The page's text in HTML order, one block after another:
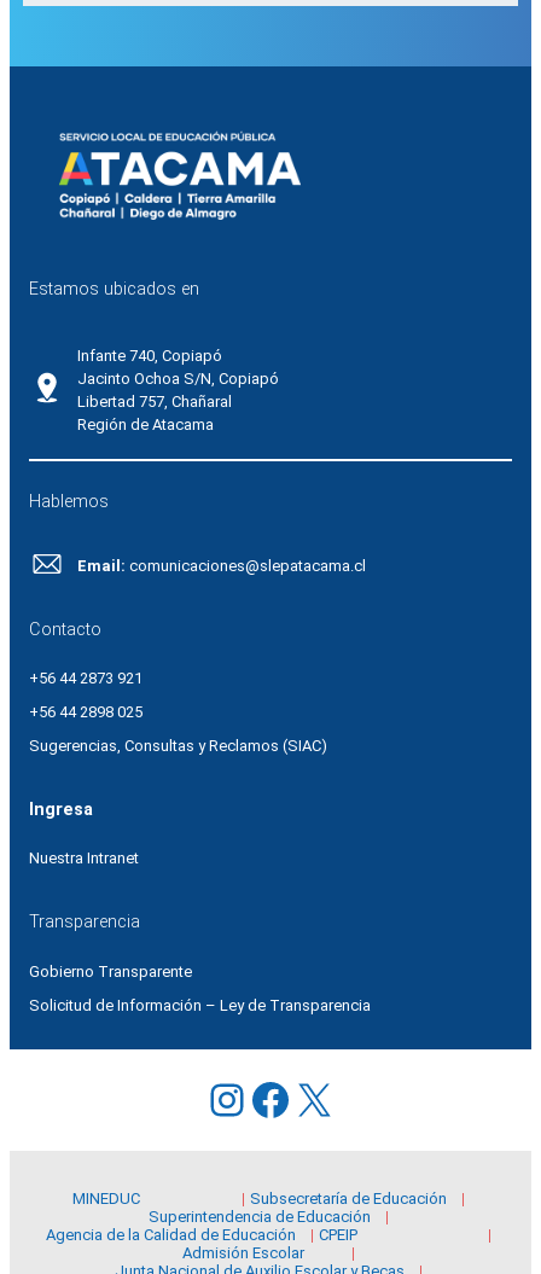
Estamos ubicados en
Infante 740, Copiapó
Jacinto Ochoa S/N, Copiapó
Libertad 757, Chañaral
Región de Atacama
Hablemos
Email: comunicaciones@slepatacama.cl
Contacto
+56 44 2873 921
+56 44 2898 025
Sugerencias, Consultas y Reclamos (SIAC)
Ingresa
Nuestra Intranet
Transparencia
Gobierno Transparente
Solicitud de Información – Ley de Transparencia
Instagram
Facebook
X
MINEDUC
Subsecretaría de Educación
Superintendencia de Educación
Agencia de la Calidad de Educación
CPEIP
Admisión Escolar